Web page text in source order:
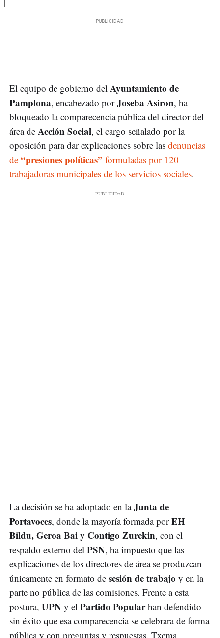
El equipo de gobierno del Ayuntamiento de
Pamplona, encabezado porJoseba Asiron, ha
bloqueado la comparecencia pública del director del
área de Acción Social, el cargo señalado por la
oposición para dar explicaciones sobre las denuncias
de “presiones políticas” formuladas por 120
trabajadoras municipales de los servicios sociales.
La decisión se ha adoptado en laJunta de
Portavoces, donde la mayoría formada porEH
Bildu, Geroa Bai y Contigo Zurekin, con el
respaldo externo del PSN, ha impuesto que las
explicaciones de los directores de área se produzcan
únicamente en formato de sesión de trabajo y en la
parte no pública de las comisiones. Frente a esta
postura, UPN y el Partido Popularhan defendido
sin éxito que esa comparecencia se celebrara de forma
pública y con preguntas y respuestas. Txema